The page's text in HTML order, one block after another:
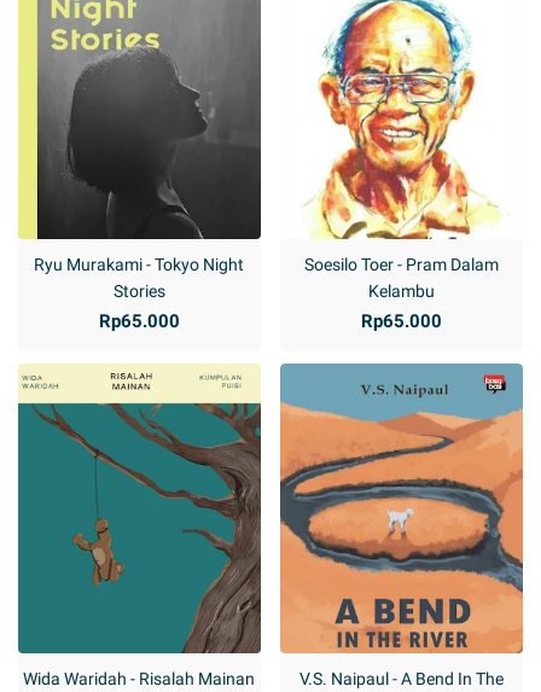
Ryu Murakami - Tokyo Night
Stories
Rp65.000
Soesilo Toer - Pram Dalam
Kelambu
Rp65.000
Wida Waridah - Risalah Mainan
V.S. Naipaul - A Bend In The